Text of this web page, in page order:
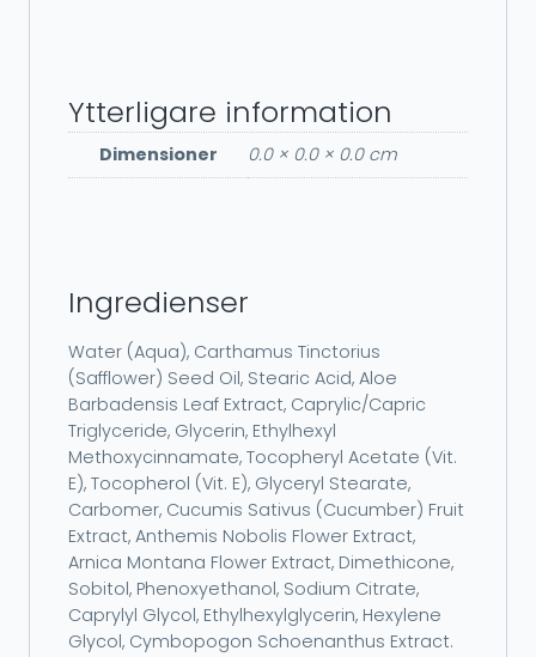
Ytterligare information
Dimensioner 0.0 × 0.0 × 0.0 cm
Ingredienser
Water (Aqua), Carthamus Tinctorius
(Safflower) Seed Oil, Stearic Acid, Aloe
Barbadensis Leaf Extract, Caprylic/Capric
Triglyceride, Glycerin, Ethylhexyl
Methoxycinnamate, Tocopheryl Acetate (Vit.
E), Tocopherol (Vit. E), Glyceryl Stearate,
Carbomer, Cucumis Sativus (Cucumber) Fruit
Extract, Anthemis Nobolis Flower Extract,
Arnica Montana Flower Extract, Dimethicone,
Sobitol, Phenoxyethanol, Sodium Citrate,
Caprylyl Glycol, Ethylhexylglycerin, Hexylene
Glycol, Cymbopogon Schoenanthus Extract.